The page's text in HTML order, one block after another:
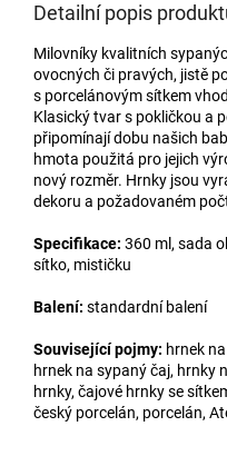
Detailní popis
Milovníky kvalitních
ovocných či pravých, jistě
s porcelánovým sítkem
Klasický tvar s pokličkou a
připomínají dobu našich
hmota použitá pro jejich
nový rozměr. Hrnky jsou
dekoru a požadovaném
Specifikace: 360 ml, sada
sítko, mističku
Balení: standardní balení
Související pojmy: hrnek
hrnek na sypaný čaj, hrnky
hrnky, čajové hrnky se
český porcelán, porcelán,